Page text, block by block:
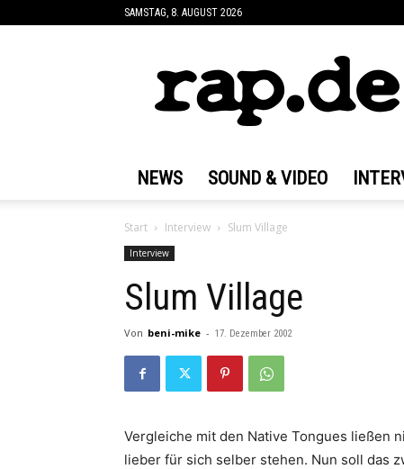
SAMSTAG, 8. AUGUST 2026
NEWS SOUND & VIDEO
Start Interview Slum Village
Interview
Slum Village
Von beni-mike - 17. Dezember 2002
Vergleiche mit den Native Tongues ließen
lieber für sich selber stehen. Nun soll das